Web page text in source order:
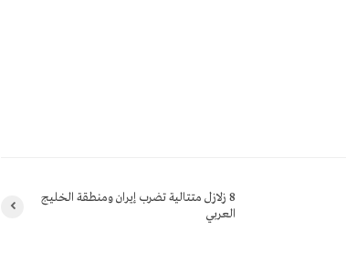
8 زلازل متتالية تضرب إيران ومنطقة الخليج
العربي